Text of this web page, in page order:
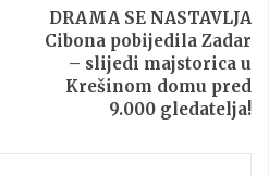
DRAMA SE NASTAVLJA
Cibona pobijedila Zadar
– slijedi majstorica u
Krešinom domu pred
9.000 gledatelja!